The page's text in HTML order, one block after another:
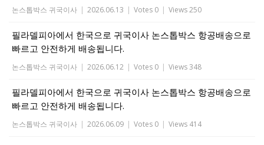
논스톱박스 귀국이사 | 2026.06.13 | Votes 0 | Views 250
필라델피아에서 한국으로 귀국이사 논스톱박스 항공배송으로
빠르고 안전하게 배송됩니다.
논스톱박스 귀국이사 | 2026.06.12 | Votes 0 | Views 348
필라델피아에서 한국으로 귀국이사 논스톱박스 항공배송으로
빠르고 안전하게 배송됩니다.
논스톱박스 귀국이사 | 2026.06.09 | Votes 0 | Views 414